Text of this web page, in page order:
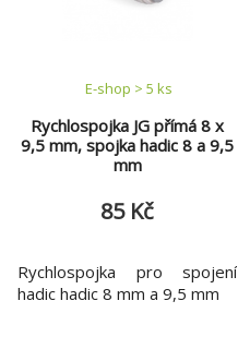
Rychlospojka JG přímá 8 x
9,5 mm, spojka hadic 8 a 9,5
mm
E-shop > 5 ks
85 Kč
Rychlospojka pro spojení
hadic hadic 8 mm a 9,5 mm